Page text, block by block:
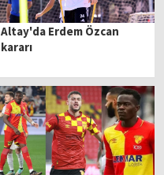
Altay'da Erdem Özcan
kararı